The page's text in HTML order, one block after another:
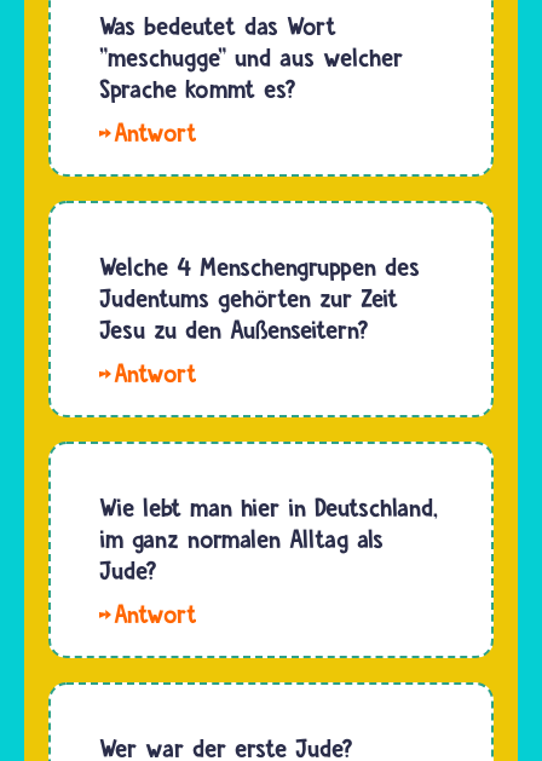
2026,
dass in
Deutschland…
oder
„Jude"
entstammt
vom
hebräischen
Wort
„Jehudim".
„Jehudim",
also die…
Was bedeutet das Wort
"meschugge" und aus welcher
Sprache kommt es?
"meschugge"
aus der
jiddischen
Sprache
bedeutet,
dass
jemand
etwas ein
bisschen
komisch
oder…
Welche 4 Menschengruppen des
Judentums gehörten zur Zeit
Jesu zu den Außenseitern?
Das
dem
heute
Israel
Palästina
liegt,
hieß vor
Jahren
Wie lebt man hier in Deutschland,
im ganz normalen Alltag als
Jude?
Deutschland
heute
Wer war der erste Jude?